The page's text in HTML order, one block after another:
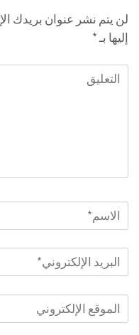
لن يتم نشر عنوان بريدك
إليها بـ*
التعليق
الاسم
البريد
الإلكتروني*
الموقع
الإلكتروني